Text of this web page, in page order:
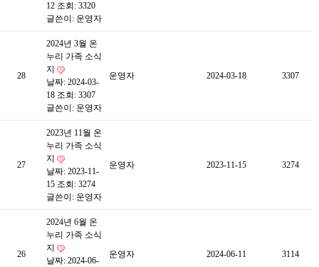
12 조회: 3320
글쓴이: 운영자
28
2024년 3월 온
누리 가족 소식
지
날짜: 2024-03-
18 조회: 3307
글쓴이: 운영자
운영자 2024-03-18 3307
27
2023년 11월 온
누리 가족 소식
지
날짜: 2023-11-
15 조회: 3274
글쓴이: 운영자
운영자 2023-11-15 3274
26
2024년 6월 온
누리 가족 소식
지
날짜: 2024-06-
운영자 2024-06-11 3114